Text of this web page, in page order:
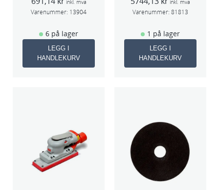
inkl. mva
Varenummer: 13904
6 på lager
LEGG I
HANDLEKURV
5mm slag
75mm
inkl. mva
Varenummer: 81813
1 på lager
LEGG I
HANDLEKURV